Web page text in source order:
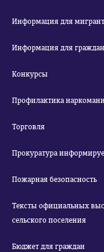
Информация для
Информация для граждан
Конкурсы
Профилактика
Торговля
Прокуратура
Пожарная безопасность
Тексты официальных
сельского поселения
Бюджет для граждан